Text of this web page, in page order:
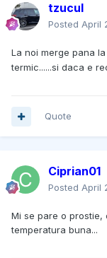
tzucul
Posted April
La noi merge pana
termic......si daca e
Quote
Ciprian01
Posted April
Mi se pare o
temperatura buna...